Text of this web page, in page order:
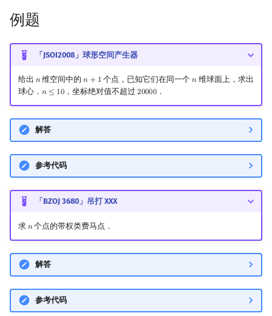
类欧几里德算法
Meissel–Lehmer 算法
连分数
Stern–Brocot 树与 Farey
Pell 方程
LGV 引理
最大团搜索算法
支配树
图上随机游走
例题
「JSOI2008」球形空间产生器
给出 𝑛
n维空间中的𝑛 + 1
n +1 个点，已知它们在同一个𝑛
n维球面上，求出
球心． 𝑛 ≤ 10
n≤10 ，坐标绝对值不超过20000
20000 ．
解答
参考代码
「BZOJ 3680」吊打 XXX
求 𝑛
n个点的带权类费马点．
解答
参考代码